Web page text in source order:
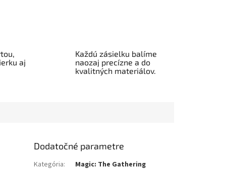
aj
Každú zásielku balíme
naozaj precízne a do
kvalitných materiálov.
Dodatočné parametre
Kategória:
Magic: The Gathering